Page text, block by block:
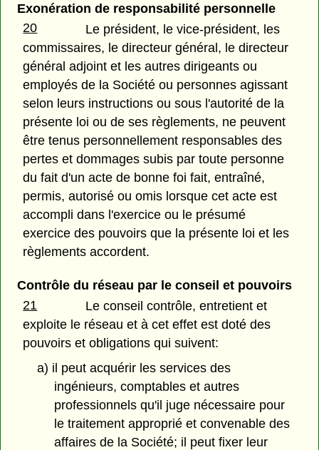
Exonération de responsabilité personnelle
20
Le président, le vice-président, les
commissaires, le directeur général, le directeur
général adjoint et les autres dirigeants ou
employés de la Société ou personnes agissant
selon leurs instructions ou sous l'autorité de la
présente loi ou de ses règlements, ne peuvent
être tenus personnellement responsables des
pertes et dommages subis par toute personne
du fait d'un acte de bonne foi fait, entraîné,
permis, autorisé ou omis lorsque cet acte est
accompli dans l'exercice ou le présumé
exercice des pouvoirs que la présente loi et les
règlements accordent.
Contrôle du réseau par le conseil et pouvoirs
21
Le conseil contrôle, entretient et
exploite le réseau et à cet effet est doté des
pouvoirs et obligations qui suivent:
a) il peut acquérir les services des
ingénieurs, comptables et autres
professionnels qu'il juge nécessaire pour
le traitement approprié et convenable des
affaires de la Société; il peut fixer leur